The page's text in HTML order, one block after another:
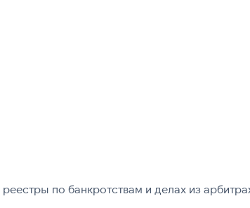
по банкротствам и делах из